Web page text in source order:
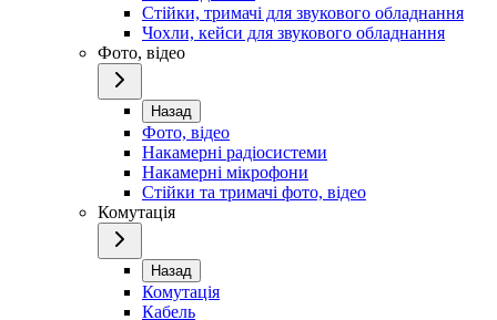
Стійки, тримачі для звукового обладнання
Чохли, кейси для звукового обладнання
Фото, відео
Назад
Фото, відео
Накамерні радіосистеми
Накамерні мікрофони
Стійки та тримачі фото, відео
Комутація
Назад
Комутація
Кабель